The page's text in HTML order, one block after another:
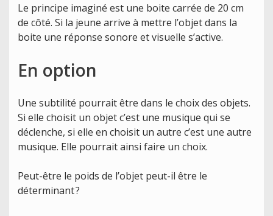
Le principe imaginé est une boite carrée de 20 cm
de côté. Si la jeune arrive à mettre l’objet dans la
boite une réponse sonore et visuelle s’active.
En option
Une subtilité pourrait être dans le choix des objets.
Si elle choisit un objet c’est une musique qui se
déclenche, si elle en choisit un autre c’est une autre
musique. Elle pourrait ainsi faire un choix.
Peut-être le poids de l’objet peut-il être le
déterminant ?